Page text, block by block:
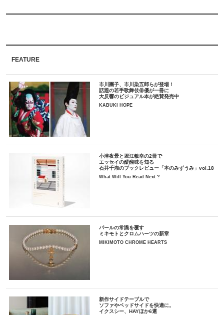
FEATURE
市川團子、市川染五郎らが登場！
話題の若手歌舞伎俳優が一冊に
大反響のビジュアル本が絶賛発売中
KABUKI HOPE
小津夜景と堀江敏幸の2冊で
エッセイの醍醐味を知る
石井千湖のブックレビュー「本のみずうみ」vol.18
What Will You Read Next ?
パールの常識を覆す
ミキモトとクロムハーツの新章
MIKIMOTO CHROME HEARTS
新作サイドテーブルで
ソファやベッドサイドを快適に。
イクスシー、HAYほか6選